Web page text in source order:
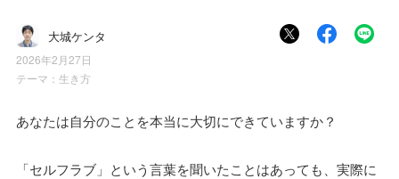
大城ケンタ
2026年2月27日
テーマ： 生き方
あなたは自分のことを本当に大切にできていますか？
「セルフラブ」という言葉を聞いたことはあっても、実際に